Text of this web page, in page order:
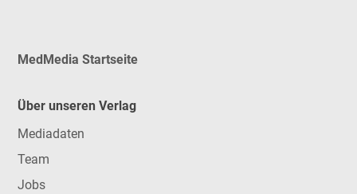
MedMedia Startseite
Über unseren Verlag
Mediadaten
Team
Jobs